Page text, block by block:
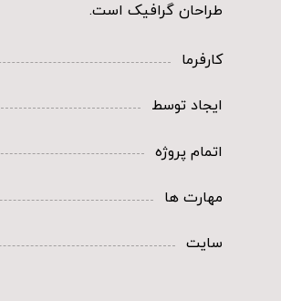
طراحان گرافیک است.
کارفرما
ایجاد توسط
اتمام پروژه
مهارت ها
سایت